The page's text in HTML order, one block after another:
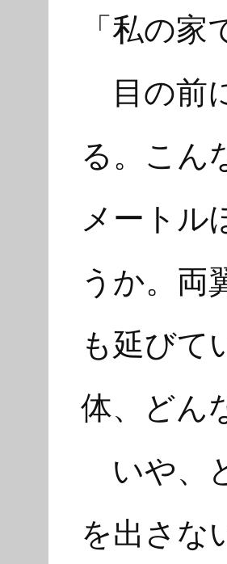
「私の家
目の前
る。こん
メートル
うか。両
も延びて
体、どん
いや、
を出さな